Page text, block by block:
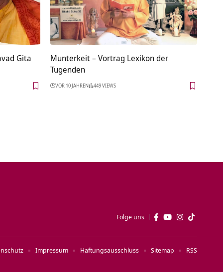
Gita
Munterkeit – Vortrag Lexikon der
Tugenden
VOR 10 JAHREN 449 VIEWS
Folge uns
Impressum Haftungsausschluss Sitemap RSS